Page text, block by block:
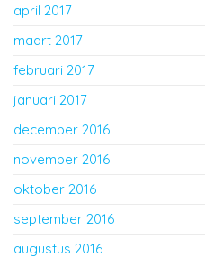
april 2017
maart 2017
februari 2017
januari 2017
december 2016
november 2016
oktober 2016
september 2016
augustus 2016